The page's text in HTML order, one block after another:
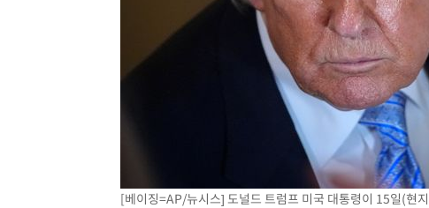
[베이징=AP/뉴시스] 도널드 트럼프 미국 대통령이 15일(현